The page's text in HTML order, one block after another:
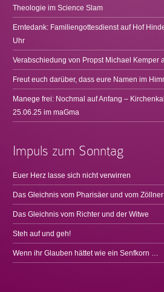
Theologie im Science Slam
Erntedank: Familiengottesdienst auf Hof
Uhr
Verabschiedung von Propst Michael Kemper
Freut euch darüber, dass eure Namen im
Manege frei: Nochmal auf Anfang –
25.06.25 im maGma
Impuls zum Sonntag
Euer Herz lasse sich nicht verwirren
Das Gleichnis vom Pharisäer und vom Zöllner
Das Gleichnis vom Richter und der Witwe
Steh auf und geh!
Wenn ihr Glauben hättet wie ein Senfkorn …